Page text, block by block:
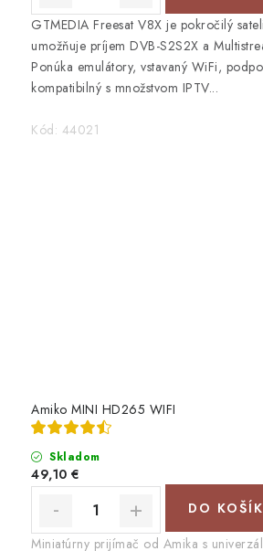
GTMEDIA Freesat V8X je pokročilý
umožňuje príjem DVB-S2S2X a
Ponúka emulátory, vstavaný WiFi,
kompatibilný s množstvom IPTV...
Kód: 44021
Amiko MINI HD265 WIFI
Skladom
49,10 €
DO
Miniatúrny prijímač od Amika s